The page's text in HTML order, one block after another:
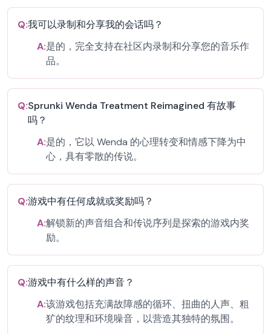
Q:我可以录制和分享我的会话吗？
A:是的，完全支持在社区内录制和分享您的音乐作
品。
Q:Sprunki Wenda Treatment Reimagined 有故事
吗？
A:是的，它以 Wenda 的心理转变和情感下降为中
心，具有零散的传说。
Q:游戏中有任何成就或奖励吗？
A:解锁新的声音组合和传说序列是探索的游戏内奖
励。
Q:游戏中有什么样的声音？
A:该游戏包括充满故障感的循环、扭曲的人声、粗
犷的纹理和环境噪音，以营造其独特的氛围。